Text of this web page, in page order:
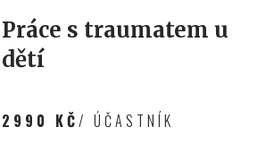
Práce s traumatem u
dětí
2990 KČ/ ÚČASTNÍK